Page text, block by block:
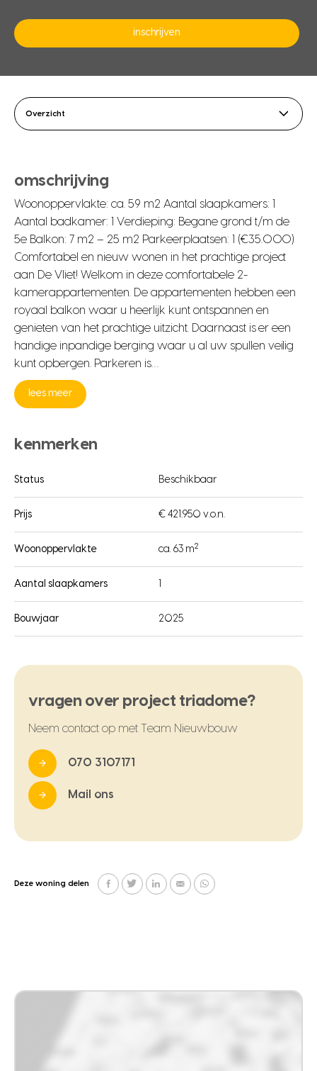
inschrijven
Overzicht
omschrijving
Woonoppervlakte: ca. 59 m2 Aantal slaapkamers: 1
Aantal badkamer: 1 Verdieping: Begane grond t/m de
5e Balkon: 7 m2 – 25 m2 Parkeerplaatsen: 1 (€35.000)
Comfortabel en nieuw wonen in het prachtige project
aan De Vliet! Welkom in deze comfortabele 2-
kamerappartementen. De appartementen hebben een
royaal balkon waar u heerlijk kunt ontspannen en
genieten van het prachtige uitzicht. Daarnaast is er een
handige inpandige berging waar u al uw spullen veilig
kunt opbergen. Parkeren is…
lees meer
kenmerken
Status Beschikbaar
Prijs € 421.950 v.o.n.
Woonoppervlakte ca. 63 m2
Aantal slaapkamers
Bouwjaar 2025
vragen over project triadome?
Neem contact op met Team Nieuwbouw
070 3107171
Mail ons
Deze woning delen